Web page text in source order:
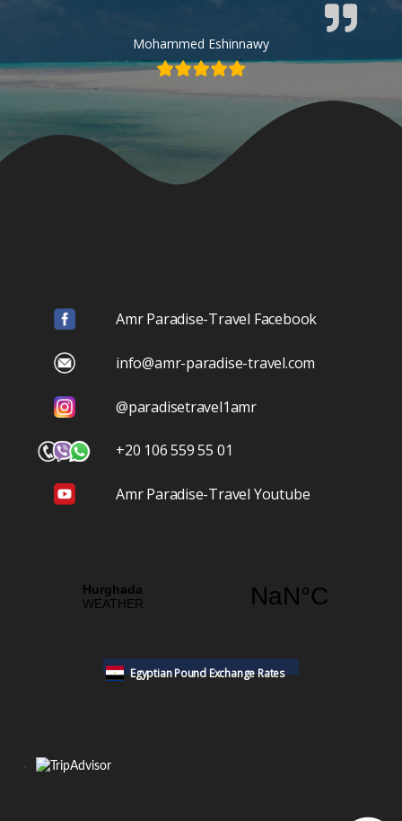
Mohammed Eshinnawy
Amr Paradise-Travel Facebook
info@amr-paradise-travel.com
@paradisetravel1amr
+20 106 559 55 01
Amr Paradise-Travel Youtube
Egyptian Pound Exchange Rates